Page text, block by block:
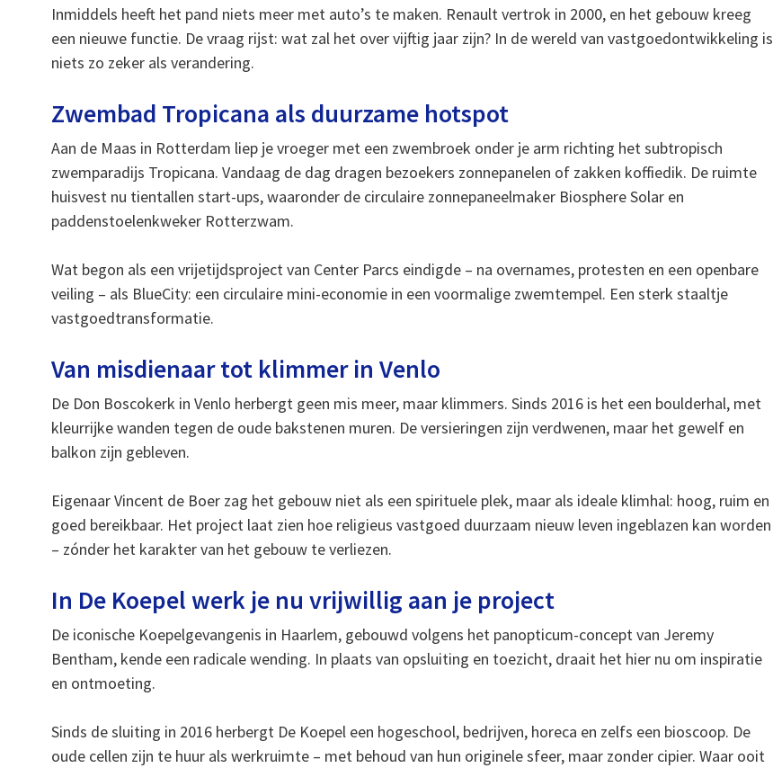
Inmiddels heeft het pand niets meer met auto’s te maken. Renault vertrok in 2000, en het gebouw kreeg
een nieuwe functie. De vraag rijst: wat zal het over vijftig jaar zijn? In de wereld van vastgoedontwikkeling is
niets zo zeker als verandering.
Zwembad Tropicana als duurzame hotspot
Aan de Maas in Rotterdam liep je vroeger met een zwembroek onder je arm richting het subtropisch
zwemparadijs Tropicana. Vandaag de dag dragen bezoekers zonnepanelen of zakken koffiedik. De ruimte
huisvest nu tientallen start-ups, waaronder de circulaire zonnepaneelmaker Biosphere Solar en
paddenstoelenkweker Rotterzwam.
Wat begon als een vrijetijdsproject van Center Parcs eindigde – na overnames, protesten en een openbare
veiling – als BlueCity: een circulaire mini-economie in een voormalige zwemtempel. Een sterk staaltje
vastgoedtransformatie.
Van misdienaar tot klimmer in Venlo
De Don Boscokerk in Venlo herbergt geen mis meer, maar klimmers. Sinds 2016 is het een boulderhal, met
kleurrijke wanden tegen de oude bakstenen muren. De versieringen zijn verdwenen, maar het gewelf en
balkon zijn gebleven.
Eigenaar Vincent de Boer zag het gebouw niet als een spirituele plek, maar als ideale klimhal: hoog, ruim en
goed bereikbaar. Het project laat zien hoe religieus vastgoed duurzaam nieuw leven ingeblazen kan worden
– zónder het karakter van het gebouw te verliezen.
In De Koepel werk je nu vrijwillig aan je project
De iconische Koepelgevangenis in Haarlem, gebouwd volgens het panopticum-concept van Jeremy
Bentham, kende een radicale wending. In plaats van opsluiting en toezicht, draait het hier nu om inspiratie
en ontmoeting.
Sinds de sluiting in 2016 herbergt De Koepel een hogeschool, bedrijven, horeca en zelfs een bioscoop. De
oude cellen zijn te huur als werkruimte – met behoud van hun originele sfeer, maar zonder cipier. Waar ooit